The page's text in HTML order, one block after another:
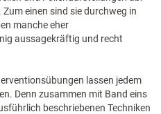
einen sind sie durchweg in
manche eher
aussagekräftig und recht
lassen jedem
Denn zusammen mit Band eins
beschriebenen Techniken